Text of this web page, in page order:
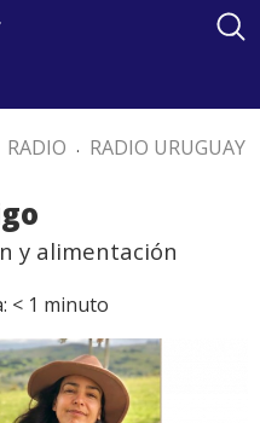
RADIO . RADIO URUGUAY
y alimentación
< 1 minuto